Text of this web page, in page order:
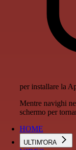
per installare la
Mentre navighi
schermo per
HOME
ULTIM'ORA